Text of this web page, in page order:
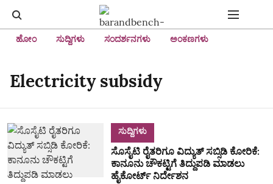
ಹೋಂ ಸುದ್ದಿಗಳು ಸಂದರ್ಶನಗಳು ಅಂಕಣಗಳು
Electricity subsidy
ಸುದ್ದಿಗಳು
ಸೊಸೈಟಿ ರೈತರಿಗೂ ವಿದ್ಯುತ್‌ ಸಬ್ಸಿಡಿ ಕೋರಿಕೆ:
ಕಾನೂನು ಚೌಕಟ್ಟಿಗೆ ತಿದ್ದುಪಡಿ ಮಾಡಲು
ಹೈಕೋರ್ಟ್‌ ನಿರ್ದೇಶನ